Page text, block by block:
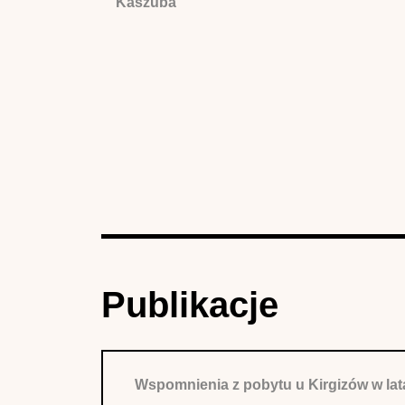
Publikacje
Wspomnienia z pobytu u Kirgizów w